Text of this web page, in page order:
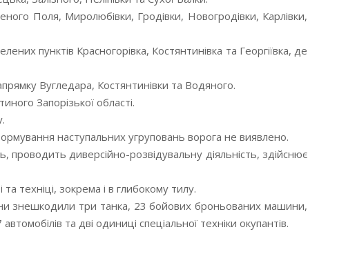
Поля, Миролюбівки, Гродівки, Новогродівки, Карлівки,
пунктів Красногорівка, Костянтинівка та Георгіївка, де
Вугледара, Костянтинівки та Водяного.
Запорізької області.
наступальних угруповань ворога не виявлено.
проводить диверсійно-розвідувальну діяльність, здійснює
техніці, зокрема і в глибокому тилу.
знешкодили три танка, 23 бойових броньованих машини,
та дві одиниці спеціальної техніки окупантів.